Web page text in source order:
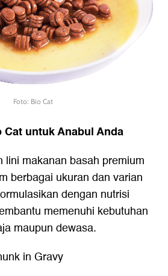
Foto: Bio Cat
untuk Anabul Anda
lini makanan basah premium
berbagai ukuran dan varian
dengan nutrisi
memenuhi kebutuhan
maupun dewasa.
in Gravy